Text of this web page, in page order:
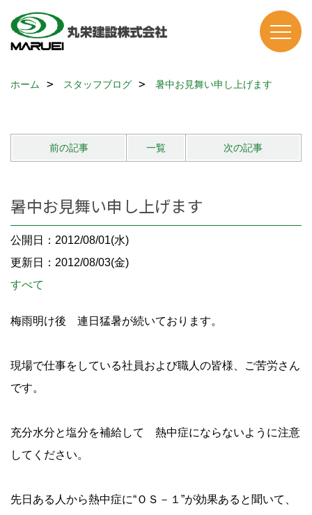
ホーム スタッフブログ 暑中お見舞い申し上げます
前の記事 一覧 次の記事
暑中お見舞い申し上げます
公開日：2012/08/01(水)
更新日：2012/08/03(金)
すべて
梅雨明け後 連日猛暑が続いております。
現場で仕事をしている社員および職人の皆様、ご苦労さん
です。
充分水分と塩分を補給して 熱中症にならないように注意
してください。
先日ある人から熱中症に“ＯＳ－１”が効果あると聞いて、